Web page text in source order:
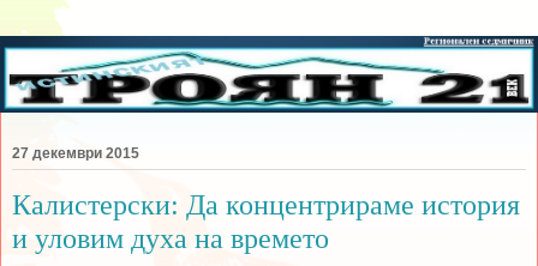
27 декември 2015
Калистерски: Да концентрираме история
и уловим духа на времето